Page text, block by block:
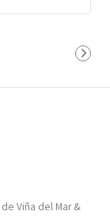
Viña del Mar &